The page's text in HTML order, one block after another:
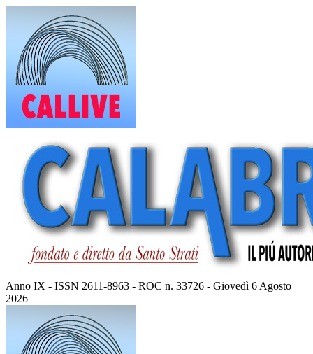
contenuto
Anno IX - ISSN 2611-8963 - ROC n. 33726 - Giovedì 6 Agosto
2026